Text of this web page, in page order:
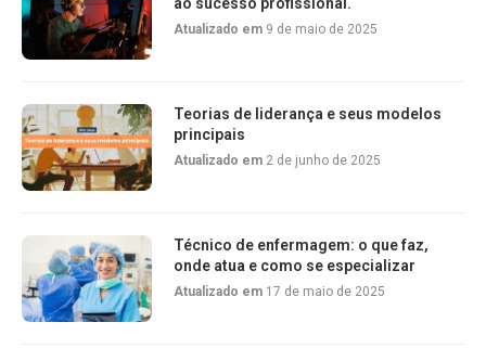
Atualizado em 9 de maio de 2025
Teorias de liderança e seus modelos
principais
Atualizado em 2 de junho de 2025
Técnico de enfermagem: o que faz,
onde atua e como se especializar
Atualizado em 17 de maio de 2025